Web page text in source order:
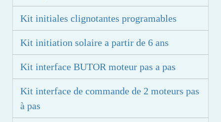
Kit initiales clignotantes programables
Kit initiation solaire a partir de 6 ans
Kit interface BUTOR moteur pas a pas
Kit interface de commande de 2 moteurs pas
à pas